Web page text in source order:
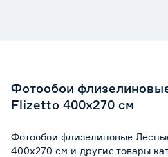
Фотообои
Flizetto 400х270 см
Фотообои флизелиновые
400х270 см и другие товары